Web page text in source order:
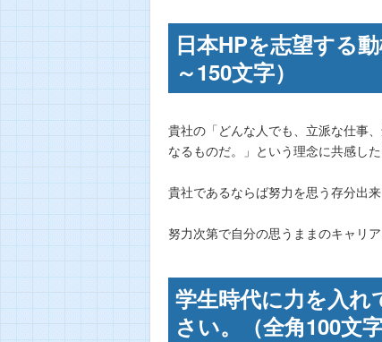
日本HPを志望する
～150文字）
貴社の「どんな人でも、立派な仕事
なるものだ。」という理念に共感した
貴社であるならば努力を思う存分出
努力次第で自分の思うままのキャリア
学生時代に力を入
さい。（全角100文